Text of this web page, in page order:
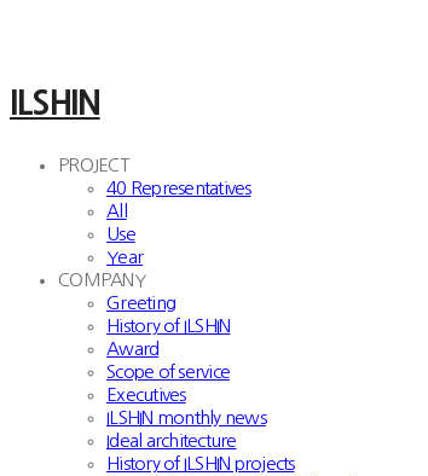
ILSHIN
PROJECT
40 Representatives
All
Use
Year
COMPANY
Greeting
History of ILSHIN
Award
Scope of service
Executives
ILSHIN monthly news
Ideal architecture
History of ILSHIN projects